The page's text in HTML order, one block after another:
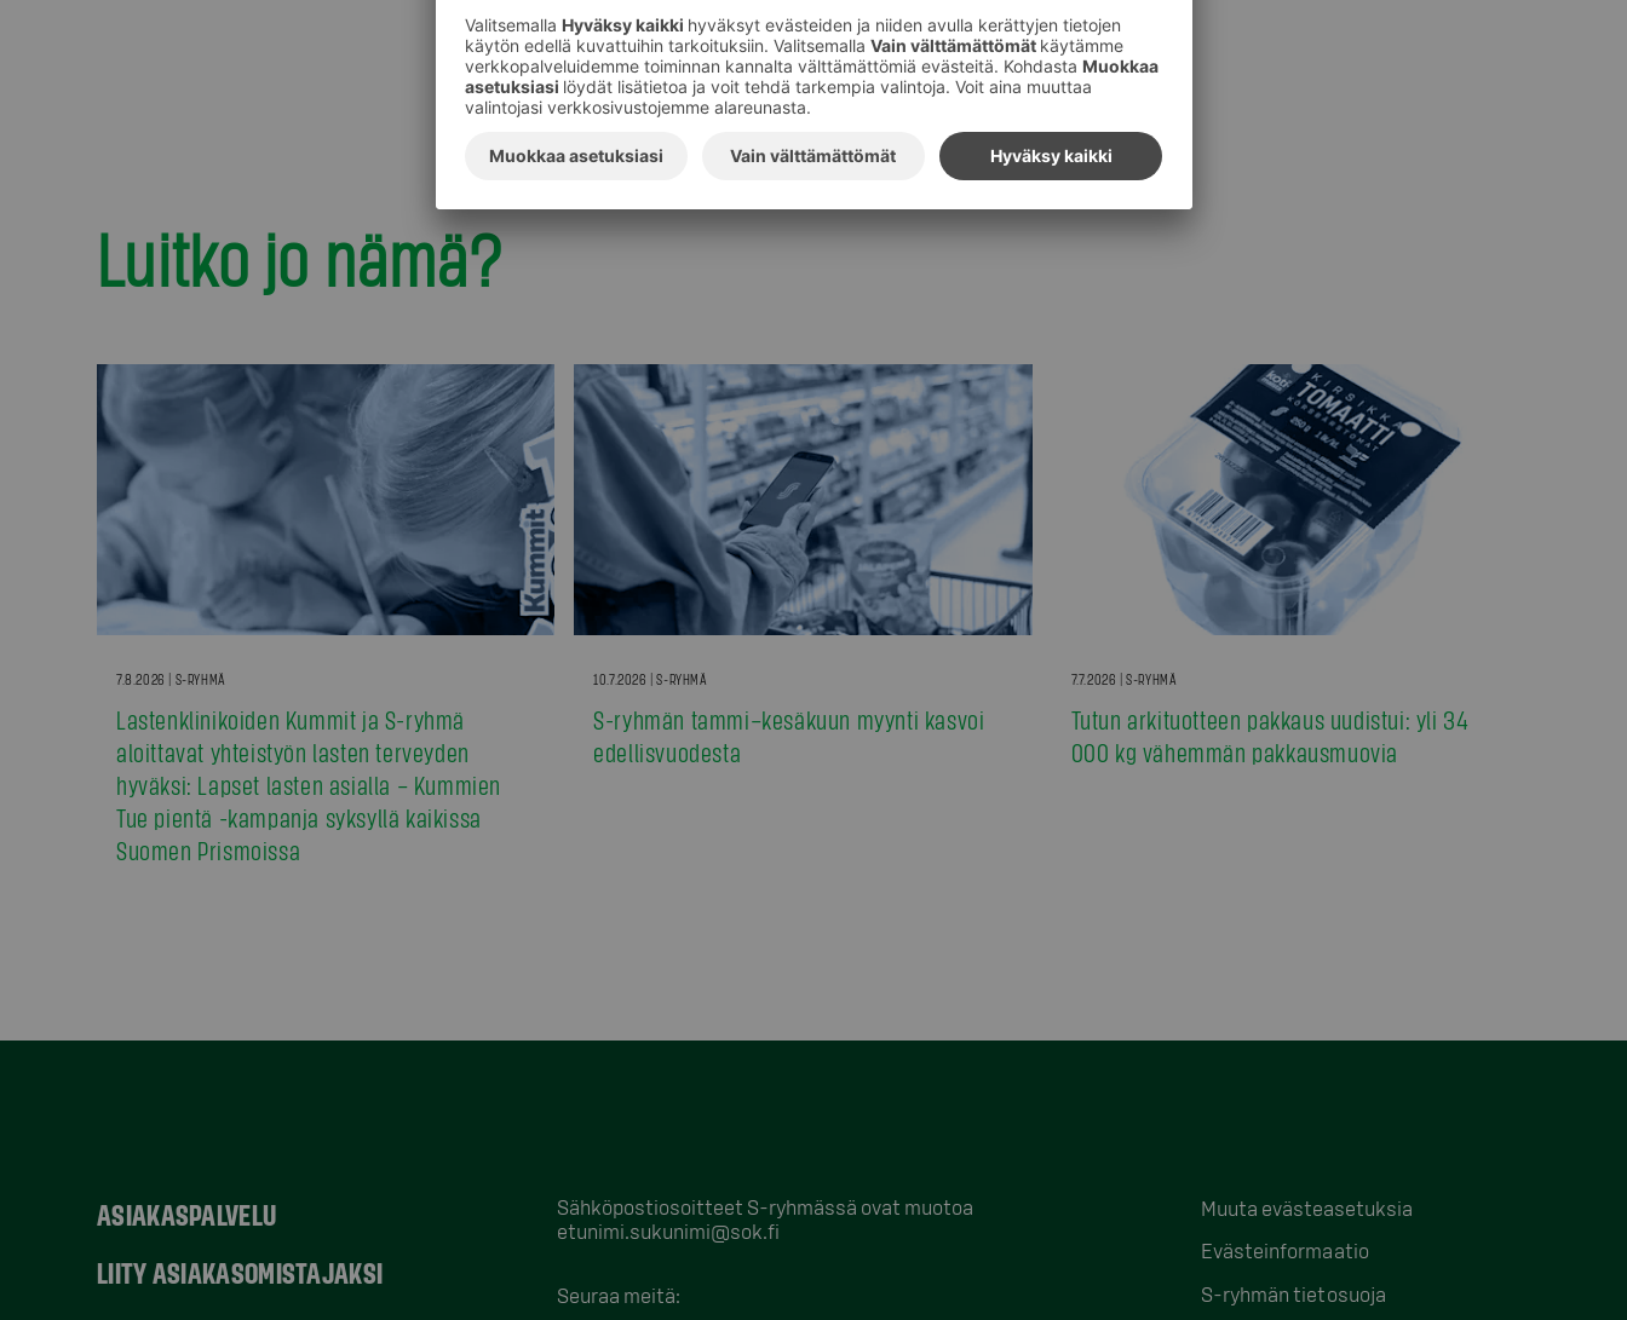
Tilaa S-ryhmän tiedotteet
Luitko jo nämä?
7.8.2026 | S-RYHMÄ
Lastenklinikoiden Kummit ja S-ryhmä
aloittavat yhteistyön lasten terveyden
hyväksi: Lapset lasten asialla – Kummien
Tue pientä -kampanja syksyllä kaikissa
Suomen Prismoissa
10.7.2026 | S-RYHMÄ
S-ryhmän tammi–kesäkuun myynti kasvoi
edellisvuodesta
7.7.2026 | S-RYHMÄ
Tutun arkituotteen pakkaus uudistui: yli 34
000 kg vähemmän pakkausmuovia
ASIAKASPALVELU
LIITY ASIAKASOMISTAJAKSI
Sähköpostiosoitteet S-ryhmässä ovat muotoa
etunimi.sukunimi@sok.fi
Seuraa meitä:
Muuta evästeasetuksia
Evästeinformaatio
S-ryhmän tietosuoja